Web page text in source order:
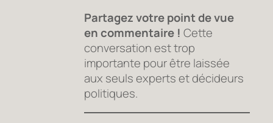
Partagez votre point de vue
en commentaire ! Cette
conversation est trop
importante pour être laissée
aux seuls experts et décideurs
politiques.